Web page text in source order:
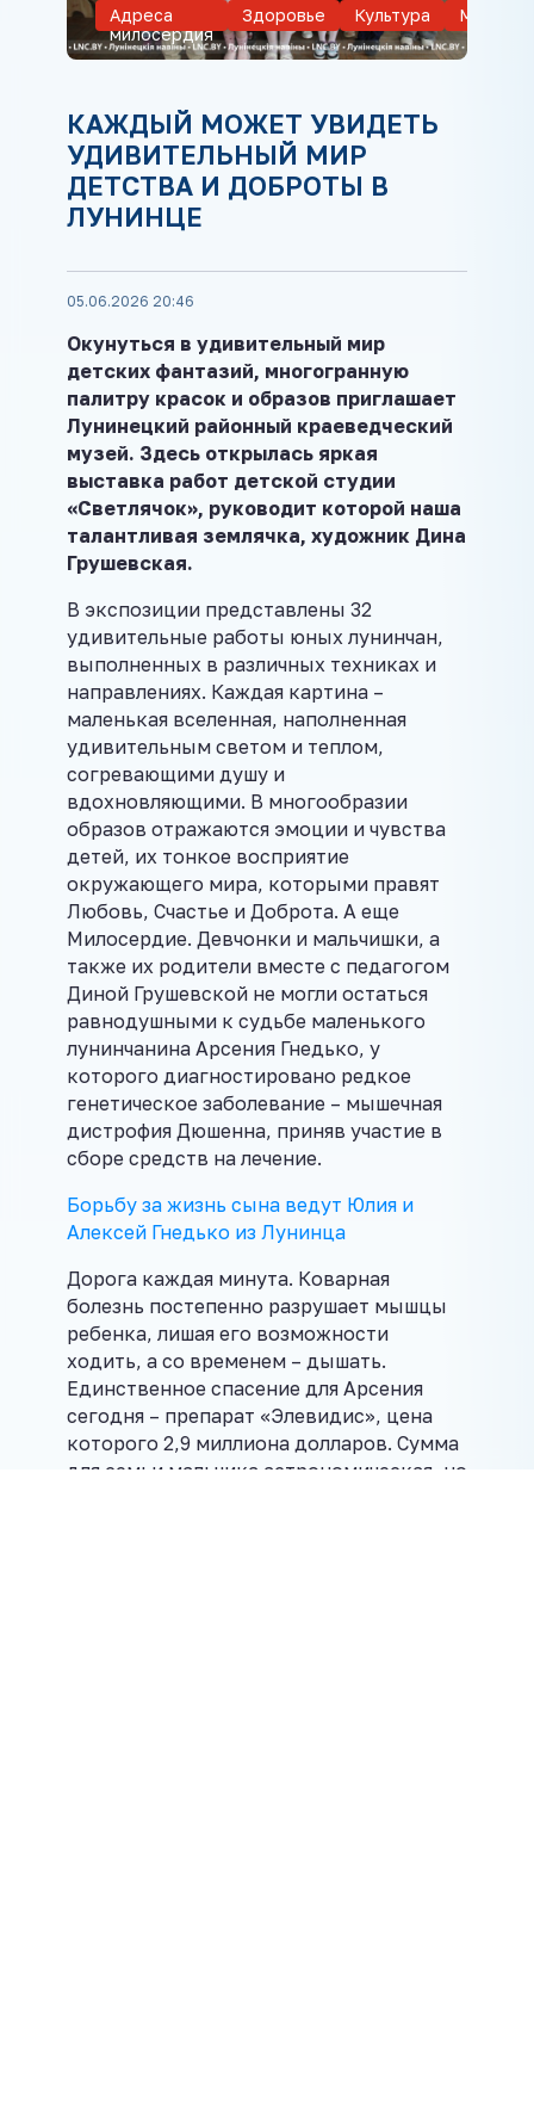
Адреса
милосердия
Здоровье Культура
КАЖДЫЙ МОЖЕТ УВИДЕТЬ
УДИВИТЕЛЬНЫЙ МИР
ДЕТСТВА И ДОБРОТЫ В
ЛУНИНЦЕ
05.06.2026 20:46
Окунуться в удивительный мир
детских фантазий, многогранную
палитру красок и образов приглашает
Лунинецкий районный краеведческий
музей. Здесь открылась яркая
выставка работ детской студии
«Светлячок», руководит которой наша
талантливая землячка, художник Дина
Грушевская.
В экспозиции представлены 32
удивительные работы юных лунинчан,
выполненных в различных техниках и
направлениях. Каждая картина –
маленькая вселенная, наполненная
удивительным светом и теплом,
согревающими душу и
вдохновляющими. В многообразии
образов отражаются эмоции и чувства
детей, их тонкое восприятие
окружающего мира, которыми правят
Любовь, Счастье и Доброта. А еще
Милосердие. Девчонки и мальчишки, а
также их родители вместе с педагогом
Диной Грушевской не могли остаться
равнодушными к судьбе маленького
лунинчанина Арсения Гнедько, у
которого диагностировано редкое
генетическое заболевание – мышечная
дистрофия Дюшенна, приняв участие в
сборе средств на лечение.
Борьбу за жизнь сына ведут Юлия и
Алексей Гнедько из Лунинца
Дорога каждая минута. Коварная
болезнь постепенно разрушает мышцы
ребенка, лишая его возможности
ходить, а со временем – дышать.
Единственное спасение для Арсения
сегодня – препарат «Элевидис», цена
которого 2,9 миллиона долларов. Сумма
для семьи мальчика астрономическая, но